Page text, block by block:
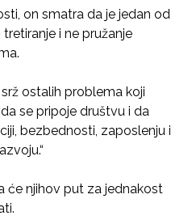
on smatra da je jedan od
i ne pružanje
ostalih problema koji
se pripoje društvu i da
bezbednosti, zaposlenju i
će njihov put za jednakost